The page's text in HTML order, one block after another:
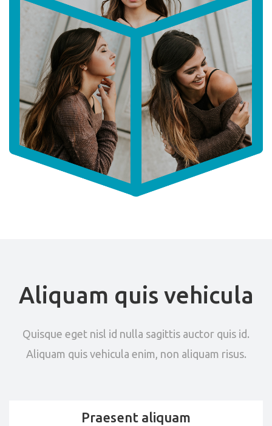
Aliquam quis vehicula
Quisque eget nisl id nulla sagittis auctor quis id.
Aliquam quis vehicula enim, non aliquam risus.
Praesent aliquam